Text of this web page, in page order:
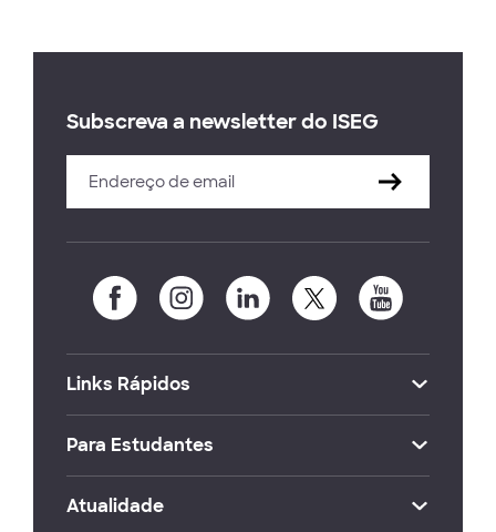
Subscreva a newsletter do ISEG
Links Rápidos
Para Estudantes
Atualidade